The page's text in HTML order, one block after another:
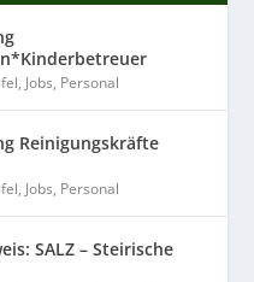
, Jobs, Personal
Reinigungskräfte
, Jobs, Personal
SALZ – Steirische